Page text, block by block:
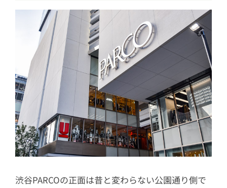
4 日本発のサイバーブランドが集結した6
階
57階から9階はカルチャーとレストラン
5.1
7階｜厳選のレストランが7軒
5.2
8階｜パルコ劇場にシネクイントも
復活！「ほぼ日曜日」って？
5.39階｜静けさ漂う「学び」のフロア
渋谷PARCOの正面は昔と変わらない公園通り側で